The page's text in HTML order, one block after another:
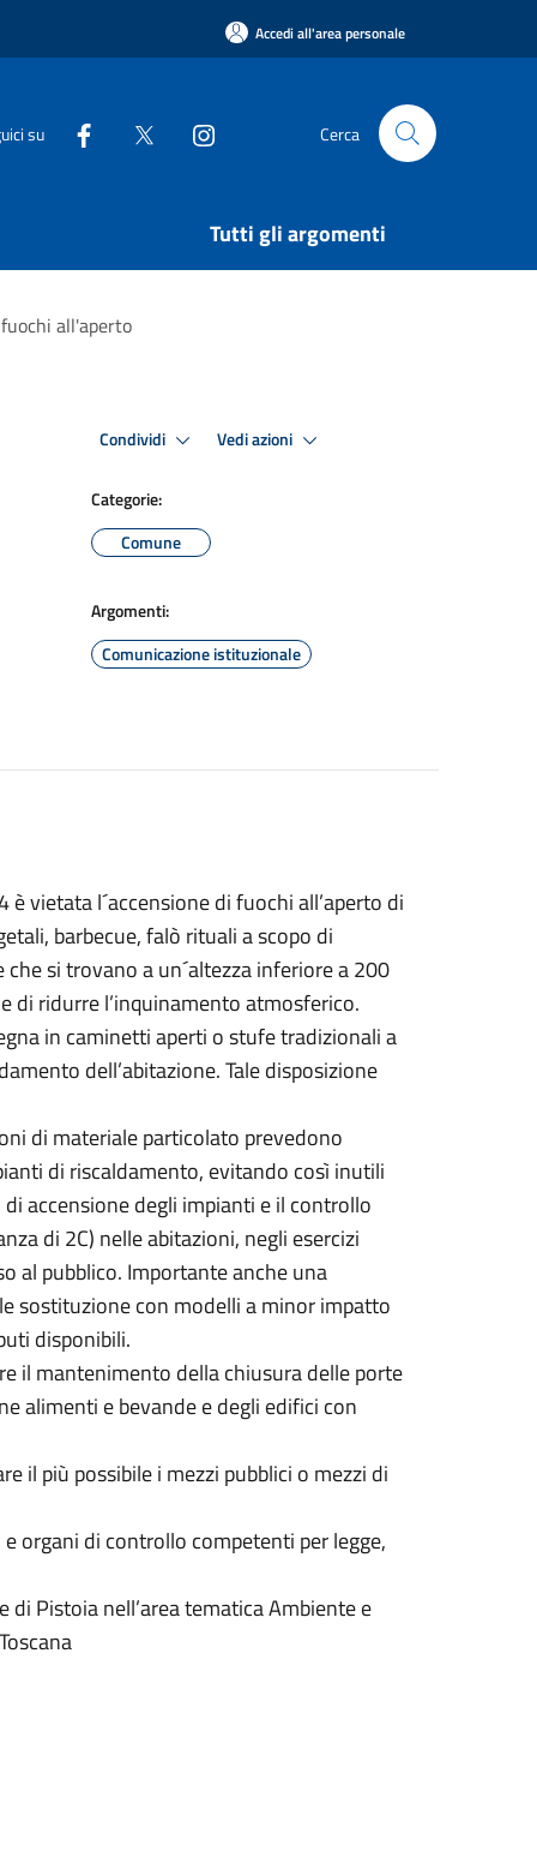
Accedi all'area personale
su Cerca
Tutti gli argomenti
all'aperto
Condividi Vedi azioni
Categorie:
Comune
Argomenti:
Comunicazione istituzionale
vietata l´accensione di fuochi all’aperto di
barbecue, falò rituali a scopo di
si trovano a un´altezza inferiore a 200
di ridurre l’inquinamento atmosferico.
in caminetti aperti o stufe tradizionali a
dell’abitazione. Tale disposizione
di materiale particolato prevedono
di riscaldamento, evitando così inutili
accensione degli impianti e il controllo
di 2C) nelle abitazioni, negli esercizi
al pubblico. Importante anche una
sostituzione con modelli a minor impatto
disponibili.
il mantenimento della chiusura delle porte
alimenti e bevande e degli edifici con
il più possibile i mezzi pubblici o mezzi di
organi di controllo competenti per legge,
Pistoia nell’area tematica Ambiente e